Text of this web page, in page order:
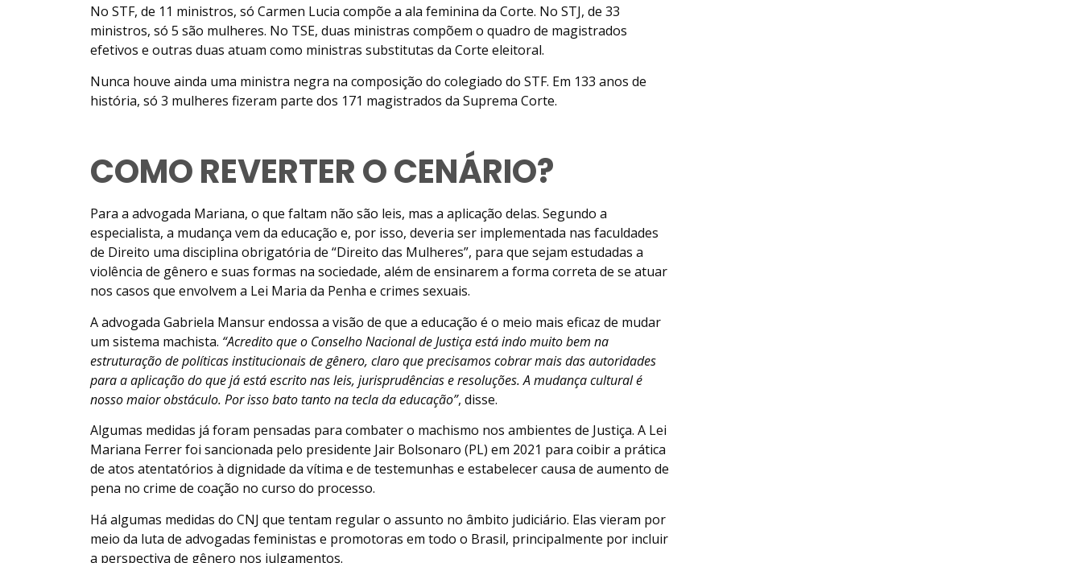
No STF, de 11 ministros, só Carmen Lucia compõe a ala feminina da Corte. No STJ, de 33
ministros, só 5 são mulheres. No TSE, duas ministras compõem o quadro de magistrados
efetivos e outras duas atuam como ministras substitutas da Corte eleitoral.
Nunca houve ainda uma ministra negra na composição do colegiado do STF. Em 133 anos de
história, só 3 mulheres fizeram parte dos 171 magistrados da Suprema Corte.
COMO REVERTER O CENÁRIO?
Para a advogada Mariana, o que faltam não são leis, mas a aplicação delas. Segundo a
especialista, a mudança vem da educação e, por isso, deveria ser implementada nas faculdades
de Direito uma disciplina obrigatória de “Direito das Mulheres”, para que sejam estudadas a
violência de gênero e suas formas na sociedade, além de ensinarem a forma correta de se atuar
nos casos que envolvem a Lei Maria da Penha e crimes sexuais.
A advogada Gabriela Mansur endossa a visão de que a educação é o meio mais eficaz de mudar
um sistema machista. “Acredito que o Conselho Nacional de Justiça está indo muito bem na
estruturação de políticas institucionais de gênero, claro que precisamos cobrar mais das autoridades
para a aplicação do que já está escrito nas leis, jurisprudências e resoluções. A mudança cultural é
nosso maior obstáculo. Por isso bato tanto na tecla da educação”, disse.
Algumas medidas já foram pensadas para combater o machismo nos ambientes de Justiça. A Lei
Mariana Ferrer foi sancionada pelo presidente Jair Bolsonaro (PL) em 2021 para coibir a prática
de atos atentatórios à dignidade da vítima e de testemunhas e estabelecer causa de aumento de
pena no crime de coação no curso do processo.
Há algumas medidas do CNJ que tentam regular o assunto no âmbito judiciário. Elas vieram por
meio da luta de advogadas feministas e promotoras em todo o Brasil, principalmente por incluir
a perspectiva de gênero nos julgamentos.